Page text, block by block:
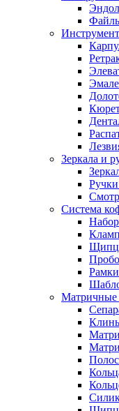
Зеркала и
Ручки
Система
Рамки
Матричные